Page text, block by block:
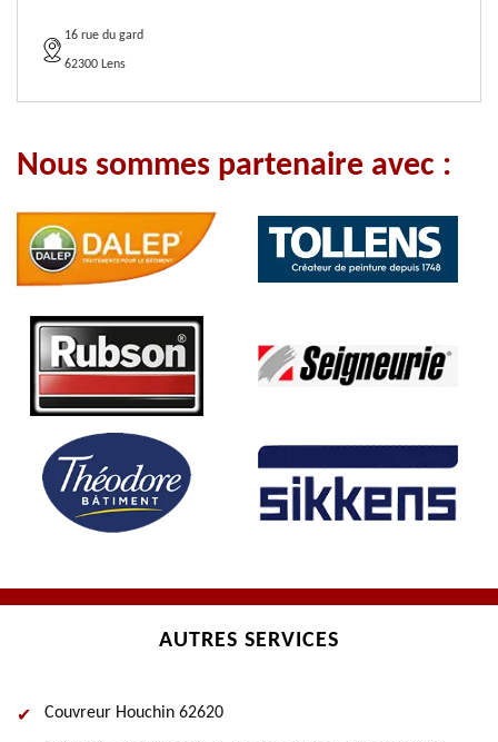
16 rue du gard
62300 Lens
Nous sommes partenaire avec :
AUTRES SERVICES
Couvreur Houchin 62620